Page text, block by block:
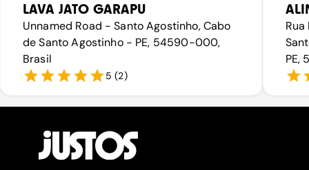
LAVA JATO GARAPU
Unnamed Road - Santo Agostinho, Cabo
de Santo Agostinho - PE, 54590-000,
Brasil
5 (2)
PE,